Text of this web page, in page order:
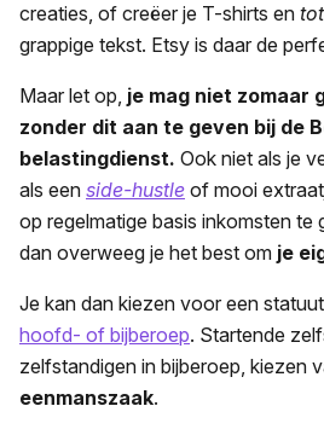
creaties, of creëer je T-shirts en
grappige tekst. Etsy is daar de
Maar let op, je mag niet zomaar
zonder dit aan te geven bij de
belastingdienst. Ook niet als je
als een side-hustle of mooi
op regelmatige basis inkomsten te
dan overweeg je het best om je
Je kan dan kiezen voor een
hoofd- of bijberoep. Startende
zelfstandigen in bijberoep, kiezen
eenmanszaak.